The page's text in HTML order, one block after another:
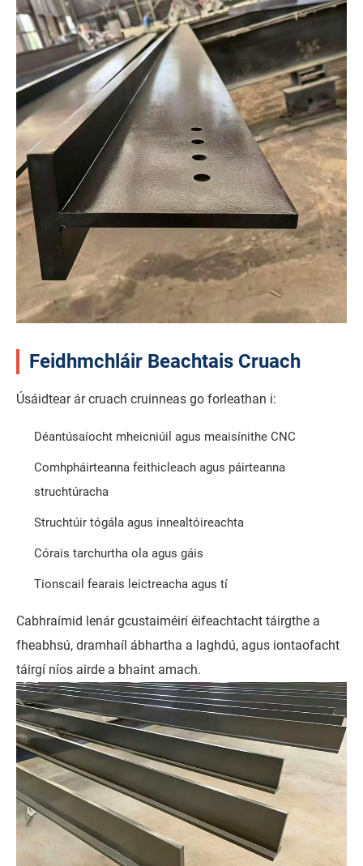
Feidhmchláir Beachtais Cruach
Úsáidtear ár cruach cruinneas go forleathan i:
Déantúsaíocht mheicniúil agus meaisínithe CNC
Comhpháirteanna feithicleach agus páirteanna
struchtúracha
Struchtúir tógála agus innealtóireachta
Córais tarchurtha ola agus gáis
Tionscail fearais leictreacha agus tí
Cabhraímid lenár gcustaiméirí éifeachtacht táirgthe a
fheabhsú, dramhaíl ábhartha a laghdú, agus iontaofacht
táirgí níos airde a bhaint amach.